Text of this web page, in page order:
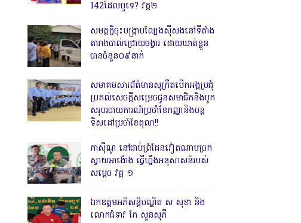
142ដែលឬទេ? វគ្គ២
សមត្ថកិ្ចចុះបង្ក្រាបល្បែងស៊ីសងនៅទីតាំង
តារាងបាល់ជ្រោយចង្វារ ដោយឃាត់ខ្លួន
បានចំនួន០៩នាក់
សមាគមសារព័ត៌មានសុក្រឹតបើកអង្គប្រជុំ
ប្រគល់សេចក្តីសម្រេចជូនសមាជិកនិងបូក
សរុបរបាយការណ៍ប្រចាំខែកញ្ញានិងបន្ត
ទិសដៅប្រចាំខែតុលា!!
កាសុីណូ នៅជាប់ព្រំដែនវៀតណាមច្រក
ស្វាយអាង៉ោង ធ្វើហ្នឹងអនុសាសន៍របស់
សម្ដេច វគ្គ ១
ឯកឧត្តមអភិសន្តិបណ្ឌិត ស សុខា និង
លោកជំទាវ កែ សួនសុភី